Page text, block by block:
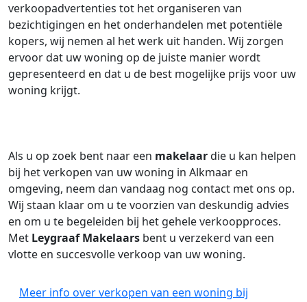
verkoopadvertenties tot het organiseren van
bezichtigingen en het onderhandelen met potentiële
kopers, wij nemen al het werk uit handen. Wij zorgen
ervoor dat uw woning op de juiste manier wordt
gepresenteerd en dat u de best mogelijke prijs voor uw
woning krijgt.
Als u op zoek bent naar een makelaardie u kan helpen
bij het verkopen van uw woning in Alkmaar en
omgeving, neem dan vandaag nog contact met ons op.
Wij staan klaar om u te voorzien van deskundig advies
en om u te begeleiden bij het gehele verkoopproces.
Met Leygraaf Makelaars bent u verzekerd van een
vlotte en succesvolle verkoop van uw woning.
Meer info over verkopen van een woning bij